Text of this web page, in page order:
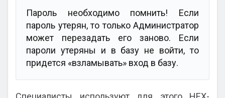
Пароль необходимо помнить! Если
пароль утерян, то только Администратор
может перезадать его заново. Если
пароли утеряны и в базу не войти, то
придется «взламывать» вход в базу.